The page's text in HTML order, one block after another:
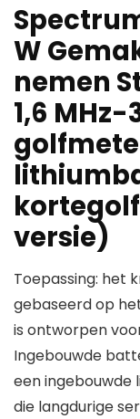
W
nemen
1,6
versie)
Toepassing: het
gebaseerd op
is ontworpen
Ingebouwde
een
die langdurige